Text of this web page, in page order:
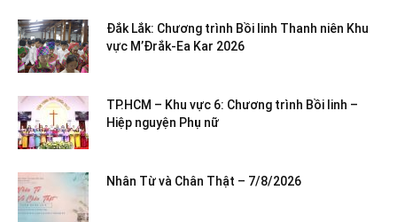
Đắk Lắk: Chương trình Bồi linh Thanh niên Khu
vực M’Đrắk-Ea Kar 2026
TP.HCM – Khu vực 6: Chương trình Bồi linh –
Hiệp nguyện Phụ nữ
Nhân Từ và Chân Thật – 7/8/2026